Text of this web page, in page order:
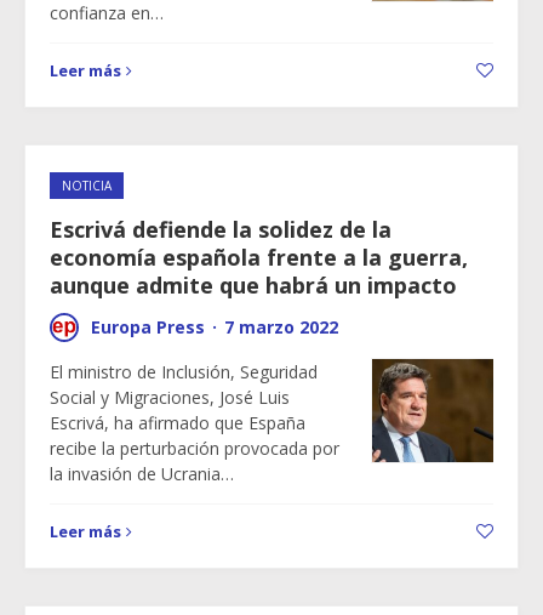
confianza en…
Leer más
NOTICIA
Escrivá defiende la solidez de la
economía española frente a la guerra,
aunque admite que habrá un impacto
Europa Press · 7 marzo 2022
El ministro de Inclusión, Seguridad
Social y Migraciones, José Luis
Escrivá, ha afirmado que España
recibe la perturbación provocada por
la invasión de Ucrania…
Leer más